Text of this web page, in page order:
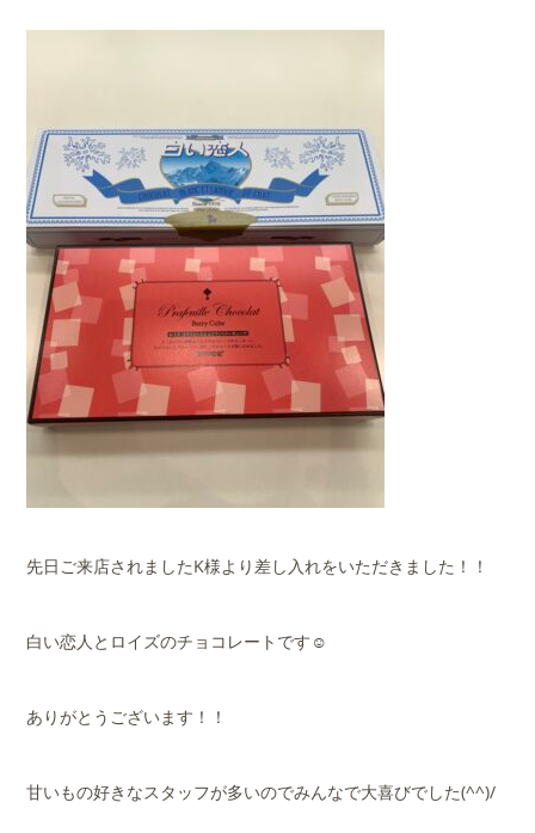
先日ご来店されましたK様より差し入れをいただきました！！
白い恋人とロイズのチョコレートです☺
ありがとうございます！！
甘いもの好きなスタッフが多いのでみんなで大喜びでした(^^)/